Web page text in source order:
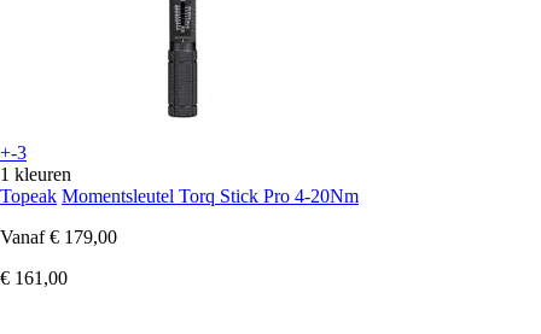
+-3
1 kleuren
Topeak Momentsleutel Torq Stick Pro 4-20Nm
Vanaf € 179,00
€ 161,00